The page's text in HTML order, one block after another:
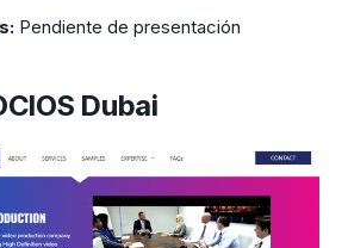
Pendiente de presentación
Dubai